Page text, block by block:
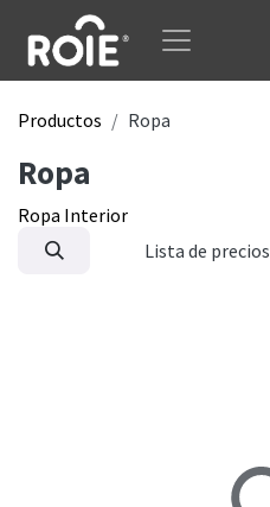
Ir al contenido
Productos Ropa
Ropa
Ropa Interior
Lista de precios